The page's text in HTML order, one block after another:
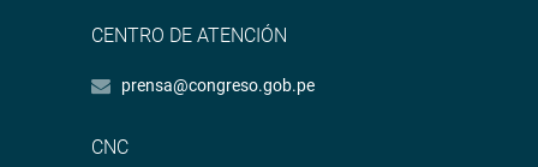
CENTRO DE ATENCIÓN
prensa@congreso.gob.pe
CNC